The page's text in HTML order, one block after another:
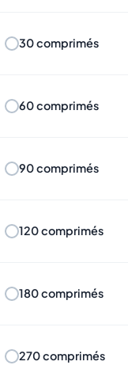
30 comprimés
60 comprimés
90 comprimés
120 comprimés
180 comprimés
270 comprimés